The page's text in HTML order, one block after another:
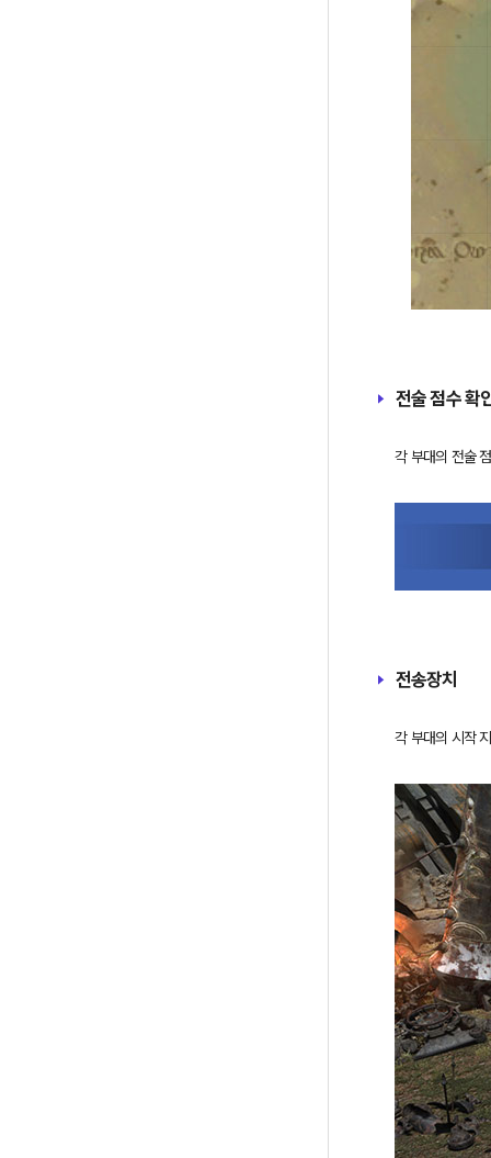
전술 점수 확
각 부대의 전술
전송장치
각 부대의 시작